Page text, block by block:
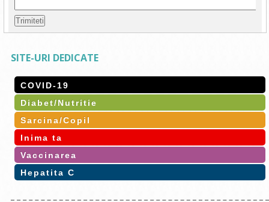
SITE-URI DEDICATE
COVID-19
Diabet/Nutritie
Sarcina/Copil
Inima ta
Vaccinarea
Hepatita C